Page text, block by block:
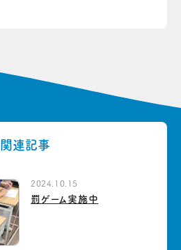
関連記事
2024.10.15
罰ゲーム実施中